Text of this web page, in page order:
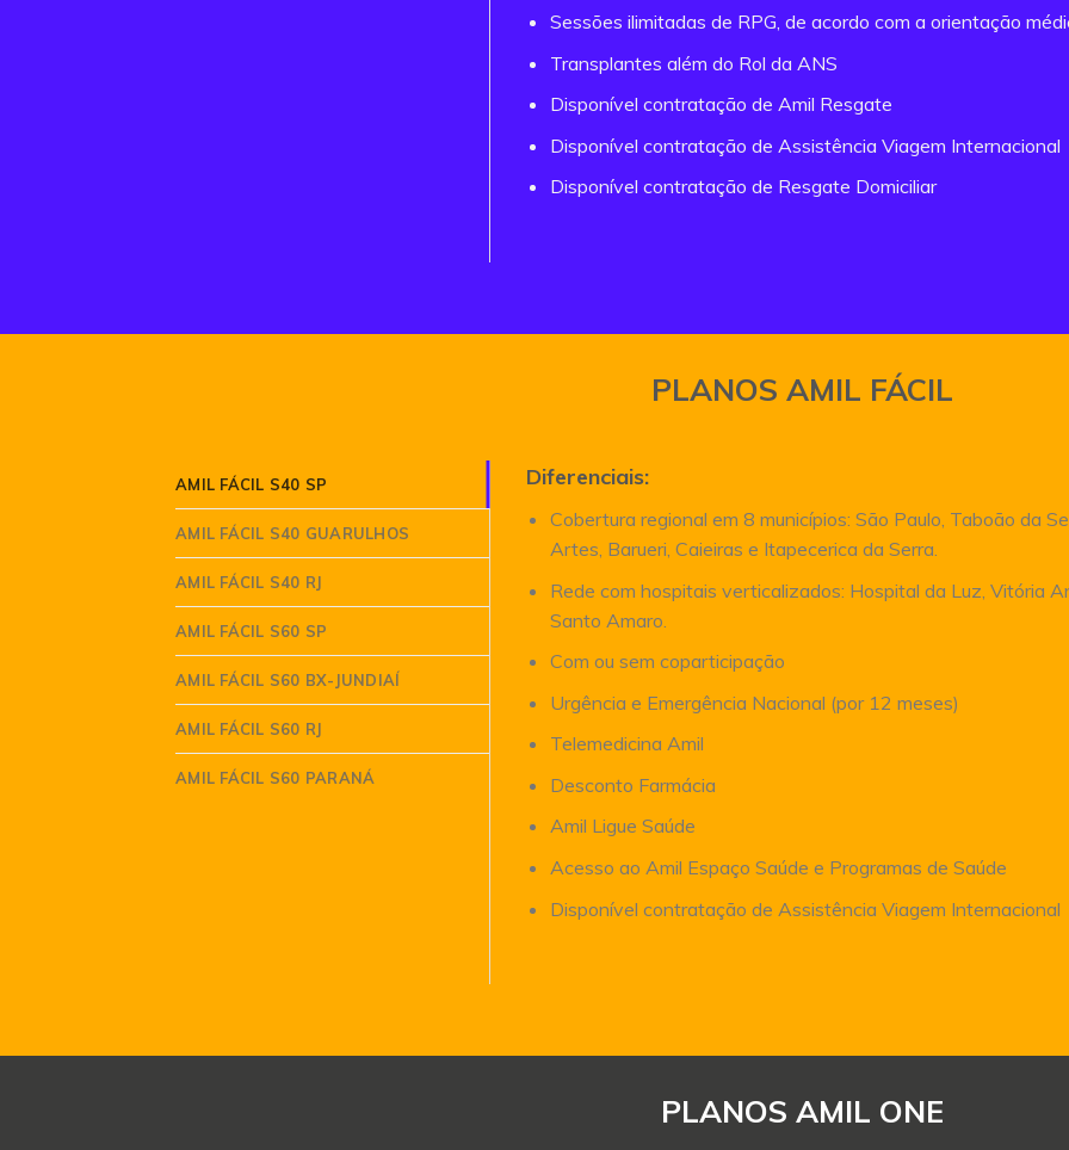
Sessões ilimitadas de RPG, de acordo com a orientação
Transplantes além do Rol da ANS
Disponível contratação de Amil Resgate
Disponível contratação de Assistência Viagem Internacional
Disponível contratação de Resgate Domiciliar
PLANOS AMIL FÁCIL
AMIL FÁCIL S40 SP
AMIL FÁCIL S40 GUARULHOS
AMIL FÁCIL S40 RJ
AMIL FÁCIL S60 SP
AMIL FÁCIL S60 BX-JUNDIAÍ
AMIL FÁCIL S60 RJ
AMIL FÁCIL S60 PARANÁ
Diferenciais:
Cobertura regional em 8 municípios: São Paulo, Taboão da
Artes, Barueri, Caieiras e Itapecerica da Serra.
Rede com hospitais verticalizados: Hospital da Luz, Vitória
Santo Amaro.
Com ou sem coparticipação
Urgência e Emergência Nacional (por 12 meses)
Telemedicina Amil
Desconto Farmácia
Amil Ligue Saúde
Acesso ao Amil Espaço Saúde e Programas de Saúde
Disponível contratação de Assistência Viagem Internacional
PLANOS AMIL ONE